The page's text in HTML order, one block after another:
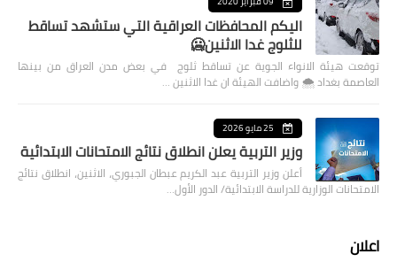
اليكم المحافظات العراقية التي ستشهد تساقط
للثلوج غدا الاثنين🥶
توقعت هيئة الانواء الجوية عن تساقط ثلوج في بعض مدن العراق من بينها
العاصمة بغداد ⁦🌨️⁩ واضافت الهيئة ان غدا الاثنين …
25 مايو 2026
وزير التربية يعلن انطلاق نتائج الامتحانات الابتدائية
أعلن وزير التربية عبد الكريم عبطان الجبوري، الاثنين، انطلاق نتائج
الامتحانات الوزارية للدراسة الابتدائية/ الدور الأول…
اعلان